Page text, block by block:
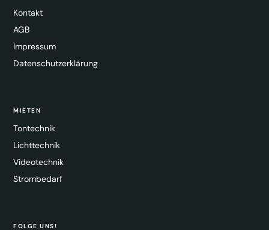
Kontakt
AGB
Impressum
Datenschutzerklärung
MIETEN
Tontechnik
Lichttechnik
Videotechnik
Strombedarf
FOLGE UNS!